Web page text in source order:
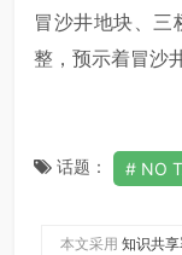
冒沙井地块、三
整，预示着冒沙
话题： NO
本文采用 知识共